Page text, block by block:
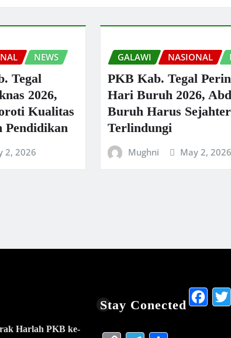
NEWS
Tegal
2026,
Kualitas
Pendidikan
2, 2026
GALAWI NASIONAL
PKB Kab. Tegal
Hari Buruh 2026,
Buruh Harus
Terlindungi
Mughni May 2, 2026
Harlah PKB ke-
Stay Conected